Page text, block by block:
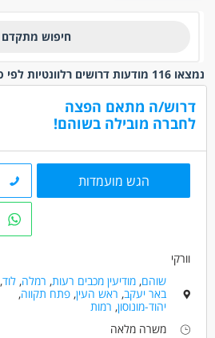
חיפוש מתקדם
נמצאו 116 מודעות דרושים רלוונטיות לפי סינון
דרוש/ה מתאם הפצה
לחברה מובילה בשוהם!
הגש מועמדות
וורקי
שוהם,מודיעין מכבים רעות, רמלה,לוד,
באר יעקב, ראש העין,פתח תקווה,
יהוד-מונוסון, רמות
משרה מלאה